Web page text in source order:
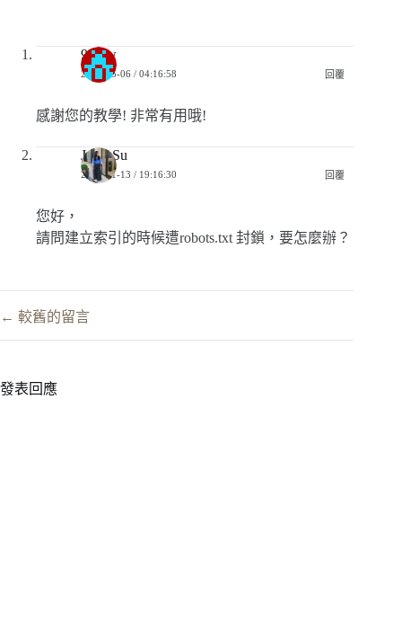
9sistw
2023-05-06 / 04:16:58 回覆
感謝您的教學! 非常有用哦!
Josie Su
2021-11-13 / 19:16:30 回覆
您好，
請問建立索引的時候遭robots.txt 封鎖，要怎麼辦？
言
導
← 較舊的留言
發表回應